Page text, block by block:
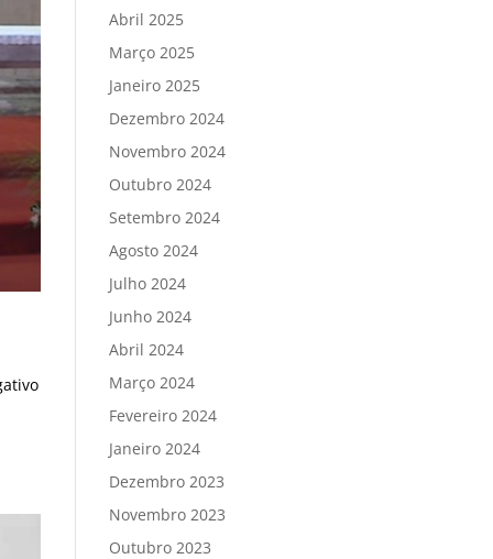
Abril 2025
Março 2025
Janeiro 2025
Dezembro 2024
Novembro 2024
Outubro 2024
Setembro 2024
Agosto 2024
Julho 2024
Junho 2024
Abril 2024
Março 2024
Fevereiro 2024
Janeiro 2024
Dezembro 2023
Novembro 2023
Outubro 2023